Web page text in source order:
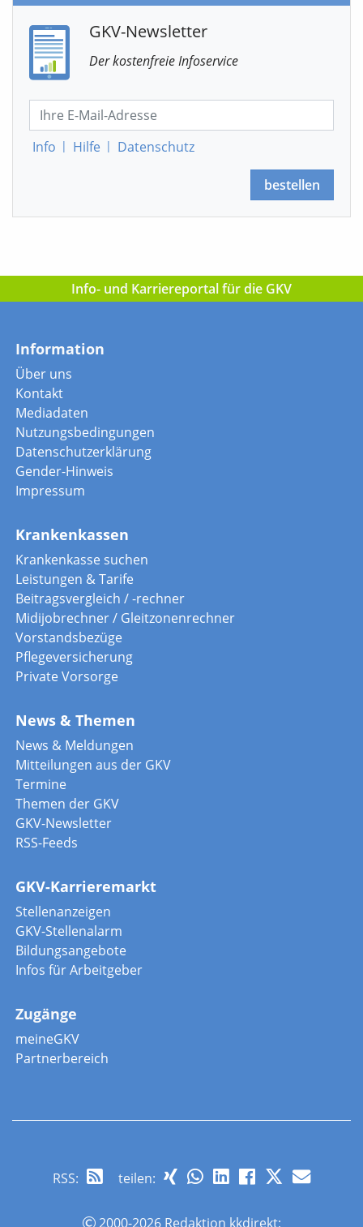
GKV-Newsletter
Der kostenfreie Infoservice
Info | Hilfe | Datenschutz
bestellen
Info- und Karriereportal für die GKV
Information
Über uns
Kontakt
Mediadaten
Nutzungsbedingungen
Datenschutzerklärung
Gender-Hinweis
Impressum
Krankenkassen
Krankenkasse suchen
Leistungen & Tarife
Beitragsvergleich / -rechner
Midijobrechner / Gleitzonenrechner
Vorstandsbezüge
Pflegeversicherung
Private Vorsorge
News & Themen
News & Meldungen
Mitteilungen aus der GKV
Termine
Themen der GKV
GKV-Newsletter
RSS-Feeds
GKV-Karrieremarkt
Stellenanzeigen
GKV-Stellenalarm
Bildungsangebote
Infos für Arbeitgeber
Zugänge
meineGKV
Partnerbereich
RSS: teilen:
2000-2026 Redaktion kkdirekt;